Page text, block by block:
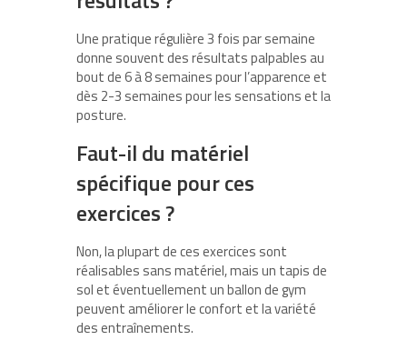
Une pratique régulière 3 fois par semaine
donne souvent des résultats palpables au
bout de 6 à 8 semaines pour l’apparence et
dès 2-3 semaines pour les sensations et la
posture.
Faut-il du matériel
spécifique pour ces
exercices ?
Non, la plupart de ces exercices sont
réalisables sans matériel, mais un tapis de
sol et éventuellement un ballon de gym
peuvent améliorer le confort et la variété
des entraînements.